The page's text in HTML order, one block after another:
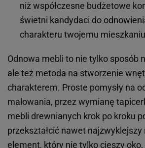
niż współczesne budżetowe
świetni kandydaci do
charakteru twojemu
Odnowa mebli to nie tylko sposób
ale też metoda na stworzenie
charakterem. Proste pomysły na
malowania, przez wymianę
mebli drewnianych krok po kroku
przekształcić nawet najzwyklejszy
element, który nie tylko cieszy